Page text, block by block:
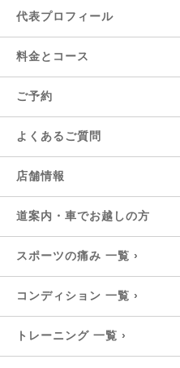
代表プロフィール
料金とコース
ご予約
よくあるご質問
店舗情報
道案内・車でお越しの方
スポーツの痛み 一覧 ›
コンディション 一覧 ›
トレーニング 一覧 ›